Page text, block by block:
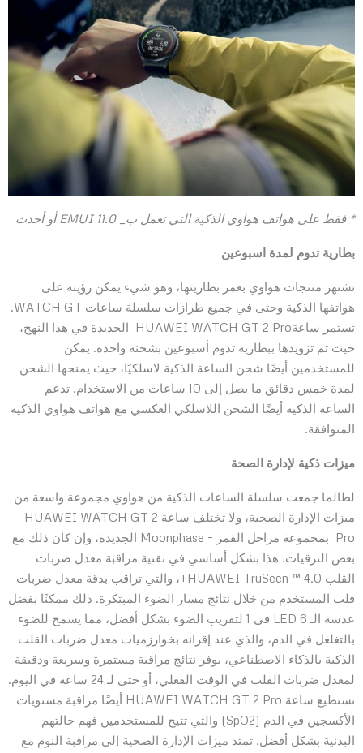
* فقط على هواتف هواويالذكية التي تعمل ب_EMUI 11.0أو أحدث
بطارية تدوم لمدة اسبوعين
تشتهر منتجات هواوي بعمر بطاريتها، وهو شيء يمكن رؤيته على
هواتفها الذكية وحتى في جميع طرازات سلسلة ساعات WATCH GT.
تستمر ساعةHUAWEI WATCH GT 2 Pro الجديدة في هذا النهج،
حيث تم تزويدها ببطارية تدوم أسبوعين بشحنة واحدة. يمكن
للمستخدمين أيضًا شحن الساعة الذكية لاسلكيًا، حيث يمنحها الشحن
لمدة خمس دقائق ما يصل إلى 10 ساعات من الاستخدام. تدعم
الساعة الذكية أيضًا الشحن اللاسلكي العكسي مع هواتف هواوي الذكية
المتوافقة.
ميزات ذكية لإدارة الصحة
لطالما جمعت سلسلة الساعات الذكية من هواوي مجموعة واسعة من
ميزات الإدارة الصحية، ولا تختلف ساعة HUAWEI WATCH GT 2
Pro بمجموعة مراحل القمر – Moonphase الجديدة، وإن كان ذلك مع
بعض الترقيات. هذا بشكل أساسي في تقنية مراقبة معدل ضربات
القلب HUAWEI TruSeen ™ 4.0+، والتي تراقب بدقة معدل ضربات
قلب المستخدم من خلال نتائج مسار الضوء المبتكرة. ذلك ممكنًا بفضل
عدسة الـ LED 6 في 1 لتقريب الضوء بشكل أفضل، مما يسمح للضوء
بالتغلغل في الدم، والذي عند إقرانه بخوارزميات معدل ضربات القلب
الذكية بالذكاء الاصطناعي، يوفر نتائج مراقبة مستمرة وسريعة ودقيقة
لمعدل ضربات القلب في الوقت الفعلي، أو حتى لـ 24 ساعة في اليوم.
تستطيع ساعة HUAWEI WATCH GT 2 Pro أيضًا مراقبة مستويات
الأكسجين في الدم (SpO2) والتي تتيح للمستخدمين فهم حالتهم
البدنية بشكل أفضل. تمتد ميزات الإدارة الصحية إلى مراقبة النوم مع